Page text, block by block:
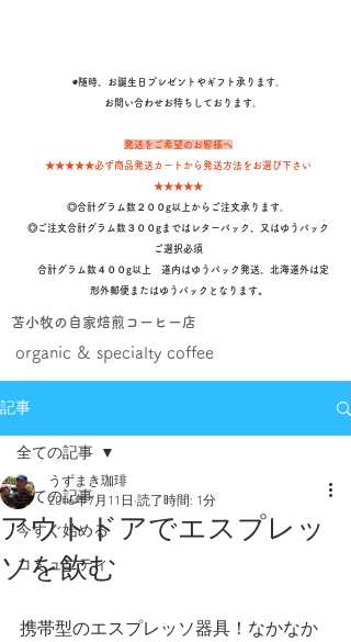
◉随時、お誕生日プレゼントやギフト承ります。
​ お問い合わせお待ちしております。
発送をご希望のお客様へ
★★★★★必ず商品発送カートから発送方法をお選び下さい
★★★★★
◎合計グラム数２００g以上からご注文承ります。
◎ご注文合計グラム数３００gまではレターパック、又はゆうパック
ご選択必須
合計グラム数４００g以上 道内はゆうパック発送、北海道外は定
形外郵便またはゆうパックとなります 。
苫小牧の自家焙煎コーヒー店
organic & specialty coffee
記事
全ての記事
今すぐ始める
コミュニティ
全ての記事
アウトドアでエスプレッ
ソを飲む
うずまき珈琲
2016年7月11日 読了時間: 1分
携帯型のエスプレッソ器具！なかなか